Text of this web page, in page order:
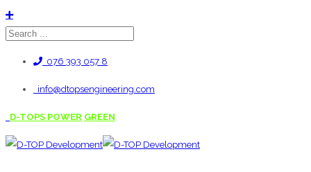
076 393 057 8
info@dtopsengineering.com
D-TOPS POWER GREEN